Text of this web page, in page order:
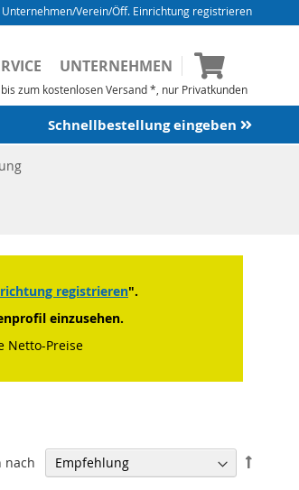
Unternehmen/Verein/Öff. Einrichtung registrieren
UNTERNEHMEN
zum kostenlosen Versand *, nur Privatkunden
Mein
Schnellbestellung eingeben
registrieren".
einzusehen.
Netto-Preise
nach
In